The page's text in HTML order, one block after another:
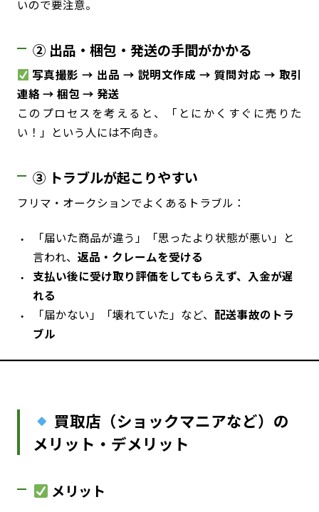
いので要注意。
② 出品・梱包・発送の手間がかかる
写真撮影 → 出品 → 説明文作成 → 質問対応 → 取引
連絡 → 梱包 → 発送
このプロセスを考えると、「とにかくすぐに売りた
い！」という人には不向き。
③ トラブルが起こりやすい
フリマ・オークションでよくあるトラブル：
「届いた商品が違う」「思ったより状態が悪い」と
言われ、返品・クレームを受ける
支払い後に受け取り評価をしてもらえず、入金が遅
れる
「届かない」「壊れていた」など、配送事故のトラ
ブル
買取店（ショックマニアなど）の
メリット・デメリット
メリット